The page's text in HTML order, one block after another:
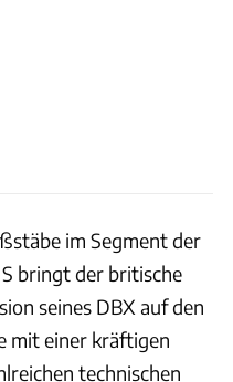
im Segment der
bringt der britische
seines DBX auf den
mit einer kräftigen
technischen